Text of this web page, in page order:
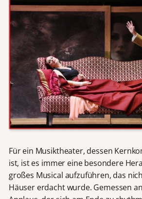
Für ein Musiktheater, dessen
ist, ist es immer eine besondere
großes Musical aufzuführen, das
Häuser erdacht wurde. Gemessen